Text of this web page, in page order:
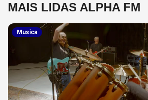
MAIS LIDAS ALPHA FM
Musica